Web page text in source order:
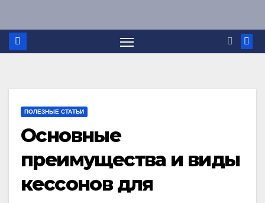
содержимому
ПОЛЕЗНЫЕ СТАТЬИ
Основные
преимущества и виды
кессонов для